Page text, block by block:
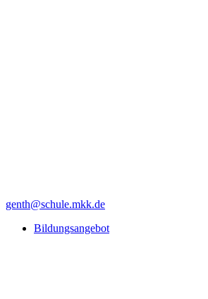
genth@schule.mkk.de
Bildungsangebot